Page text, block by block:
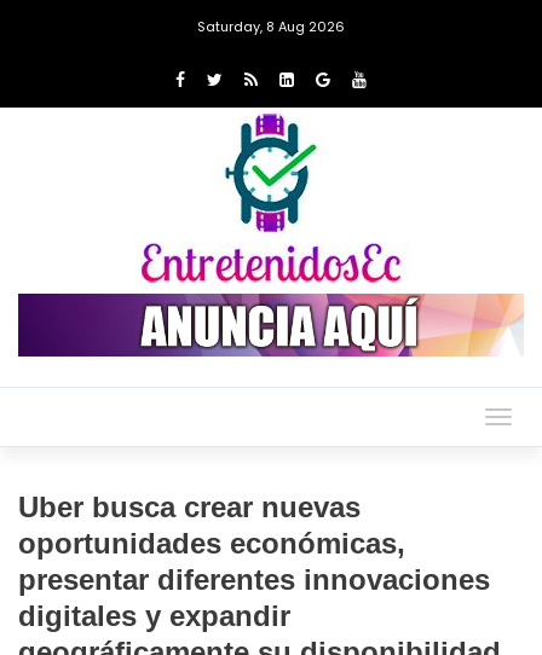
Saturday, 8 Aug 2026
Uber busca crear nuevas
oportunidades económicas,
presentar diferentes innovaciones
digitales y expandir